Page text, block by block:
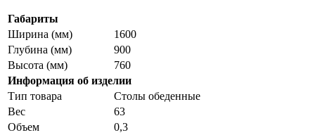
Габариты
Ширина (мм)
1600
Глубина (мм)
900
Высота (мм)
760
Информация об изделии
Тип товара
Столы обеденные
Вес
63
Объем
0,3